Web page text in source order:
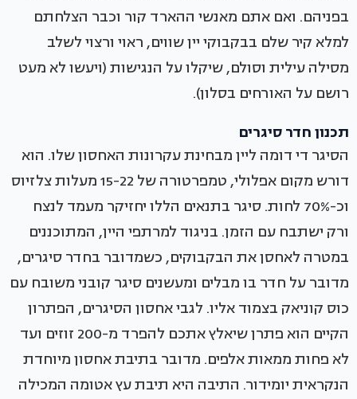
בפניהם. ואם אתם מאנשי ההארד קור וכבר הצלחתם
למלא קיר שלם בבקבוקי יין שווים, ראוי ורצוי לשלב
מסילה עילית וסולם, שיקלו על הנגישות (ויעשו לא מעט
רושם על האורחים בסלון).
תכנון חדר סיגרים
הסיגר די דומה ליין מבחינת עקרונות האחסון שלו. הוא
דורש מקום אפלולי, טמפרטורה של 15-22 מעלות צלזיוס
וכ-70% לחות. סיגר בתנאים הללו יחזיקר מעמד לנצח
ורק ישתבח עם הזמן. בניגוד למרתפי היין, המתוכננים
במטרה לאחסן את הבקבוקים, כשמדובר בחדר סיגרים,
מדובר על חדר בו מבלים ומעשנים סיגר קובני משובח עם
כוס קוניאק בצמוד אליו. לגבי אחסון הסיגרים, הפתרון
הקיים הוא פתרן שיאלץ אתכם להפרד מ-200 זוזים ועד
לא פחות ממאות אלפים. מדובר בתיבת אחסון מיוחדת
הנקראית יומידור. התיבה היא תיבת עץ אטומה המכילה